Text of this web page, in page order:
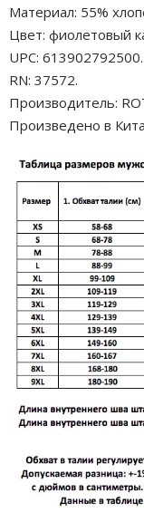
Материал: 55%
Цвет: фиолетовый
UPC: 613902792500.
RN: 37572.
Производитель:
Произведено в